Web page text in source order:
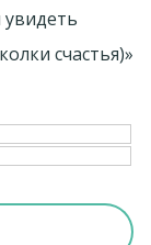
увидеть
счастья)»